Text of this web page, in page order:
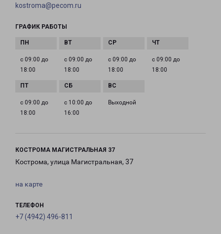
kostroma@pecom.ru
ГРАФИК РАБОТЫ
с 09:00 до
18:00
с 09:00 до
18:00
с 09:00 до
18:00
с 09:00 до
18:00
с 09:00 до
18:00
с 10:00 до
16:00
Выходной
КОСТРОМА МАГИСТРАЛЬНАЯ 37
Кострома, улица Магистральная, 37
на карте
ТЕЛЕФОН
+7 (4942) 496-811